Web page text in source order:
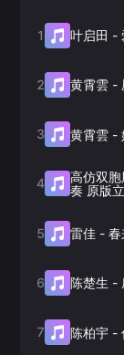
1 叶启田 -
2 黄霄雲 -
3 黄霄雲 -
4 高仿双胞
奏 原版
5 雷佳 -
6 陈楚生 -
7 陈柏宇 -